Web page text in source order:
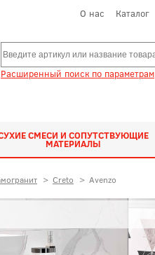
О нас Каталог
Расширенный поиск по параметрам
СМЕСИ И СОПУТСТВУЮЩИЕ
МАТЕРИАЛЫ
> Creto > Avenzo